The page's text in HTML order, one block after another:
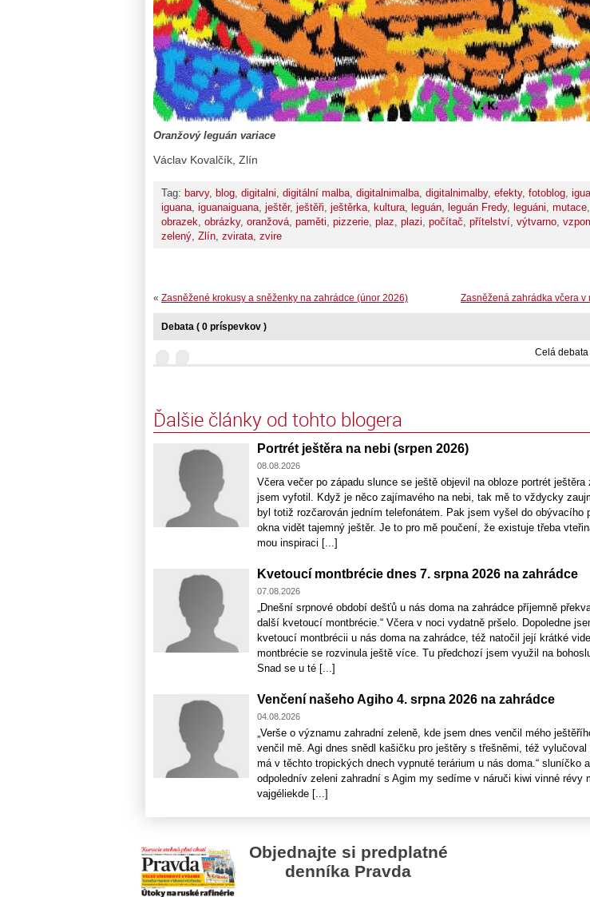
Oranžový leguán variace
Václav Kovalčík, Zlín
Tag: barvy, blog digitalni digitální malba digitalnimalba digitalnimalby, efekty, fotoblog
iguana iguanaiguana ještěr, ještěři ještěrka kultura leguán leguán Fredy, leguáni mutace
obrazek obrázky, oranžová paměti pizzerie plaz plazi počítač přítelství výtvarno
zelený Zlín zvirata zvire
Zasněžená zahrádka včera v
« Zasněžené krokusy a sněženky na zahrádce (únor 2026)
Debata ( 0 príspevkov )
Celá debata
Ďalšie články od tohto blogera
Portrét ještěra na nebi (srpen 2026)
08.08.2026
Včera večer po západu slunce se ještě objevil na obloze portrét ještěra
jsem vyfotil. Když je něco zajímavého na nebi, tak mě to vždycky
byl totiž rozčarován jedním telefonátem. Pak jsem vyšel do obývacího
okna vidět tajemný ještěr. Je to pro mě poučení, že existuje třeba
mou inspiraci [...]
Kvetoucí montbrécie dnes 7. srpna 2026 na zahrádce
07.08.2026
„Dnešní srpnové období dešťů u nás doma na zahrádce příjemně
další kvetoucí montbrécie.“ Včera v noci vydatně pršelo. Dopoledne
kvetoucí montbrécii u nás doma na zahrádce, též natočil její krátké
montbrécie se rozvinula ještě více. Tu předchozí jsem využil na
Snad se u té [...]
Venčení našeho Agiho 4. srpna 2026 na zahrádce
04.08.2026
„Verše o významu zahradní zeleně, kde jsem dnes venčil mého
venčil mě. Agi dnes snědl kašičku pro ještěry s třešněmi, též vylučoval
má v těchto tropických dnech vypnuté terárium u nás doma.“ sluníčko
odpolednív zeleni zahradní s Agim my sedíme v náruči kiwi vinné révy
vajgéliekde [...]
Objednajte si predplatné
denníka Pravda